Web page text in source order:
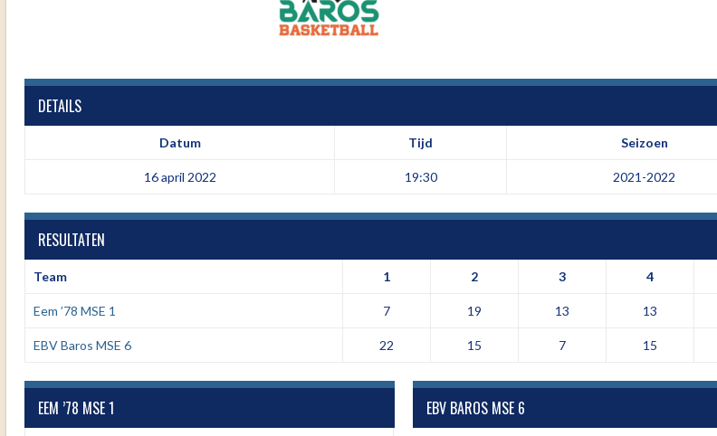
DETAILS
Datum Tijd Seizoen
16 april 2022 19:30 2021-2022
RESULTATEN
Team 1 2 3 4
Eem ’78 MSE 1 7 19 13 13
EBV Baros MSE 6 22 15 7 15
EEM ’78 MSE 1 EBV BAROS MSE 6